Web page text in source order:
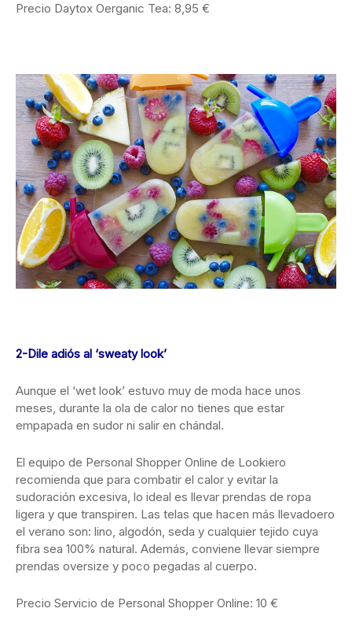
Precio Daytox Oerganic Tea: 8,95 €
2-Dile adiós al ‘sweaty look’
Aunque el ‘wet look’ estuvo muy de moda hace unos
meses, durante la ola de calor no tienes que estar
empapada en sudor ni salir en chándal.
El equipo de Personal Shopper Online de Lookiero
recomienda que para combatir el calor y evitar la
sudoración excesiva, lo ideal es llevar prendas de ropa
ligera y que transpiren. Las telas que hacen más llevadoero
el verano son: lino, algodón, seda y cualquier tejido cuya
fibra sea 100% natural. Además, conviene llevar siempre
prendas oversize y poco pegadas al cuerpo.
Precio Servicio de Personal Shopper Online: 10 €